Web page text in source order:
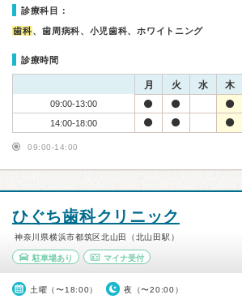
診療科目：
歯科、歯周病科、小児歯科、ホワイトニング
診療時間
月 火 水 木
09:00-13:00
14:00-18:00
09:00-14:00
ひぐち歯科クリニック
神奈川県横浜市都筑区北山田（北山田駅）
駐車場あり マイナ受付
土曜（〜18:00） 夜（〜20:00）